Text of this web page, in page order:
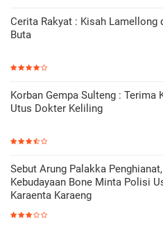
Cerita Rakyat : Kisah Lamellong
Buta
Korban Gempa Sulteng : Terima
Utus Dokter Keliling
Sebut Arung Palakka
Kebudayaan Bone Minta Polisi
Karaenta Karaeng